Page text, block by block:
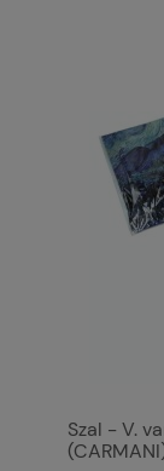
Szal - V.